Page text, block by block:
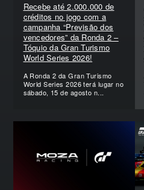
Recebe até 2.000.000 de
créditos no jogo com a
campanha “Previsão dos
vencedores” da Ronda 2 –
Tóquio da Gran Turismo
World Series 2026!
A Ronda 2 da Gran Turismo
World Series 2026 terá lugar no
sábado, 15 de agosto n...